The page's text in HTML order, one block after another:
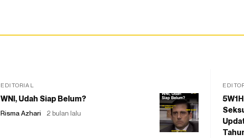
EDITORIAL
WNI, Udah Siap Belum?
Risma Azhari 2 bulan lalu